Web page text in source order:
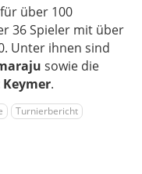
über 100
36 Spieler mit über
Unter ihnen sind
sowie die
Keymer.
Turnierbericht